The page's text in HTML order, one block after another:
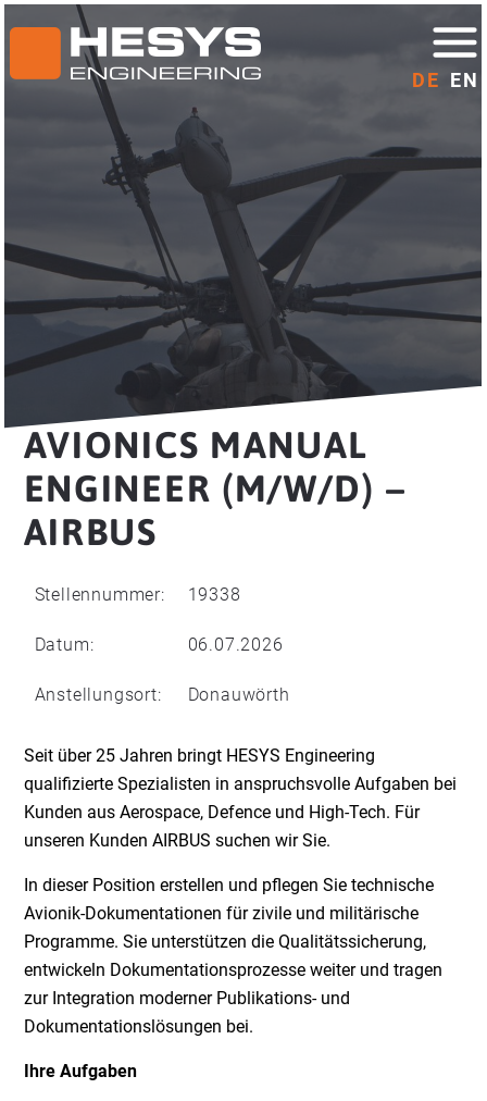
DE EN
AVIONICS MANUAL
ENGINEER (M/W/D) –
AIRBUS
Stellennummer: 19338
Datum: 06.07.2026
Anstellungsort: Donauwörth
Seit über 25 Jahren bringt HESYS Engineering
qualifizierte Spezialisten in anspruchsvolle Aufgaben bei
Kunden aus Aerospace, Defence und High-Tech. Für
unseren Kunden AIRBUS suchen wir Sie.
In dieser Position erstellen und pflegen Sie technische
Avionik-Dokumentationen für zivile und militärische
Programme. Sie unterstützen die Qualitätssicherung,
entwickeln Dokumentationsprozesse weiter und tragen
zur Integration moderner Publikations- und
Dokumentationslösungen bei.
Ihre Aufgaben